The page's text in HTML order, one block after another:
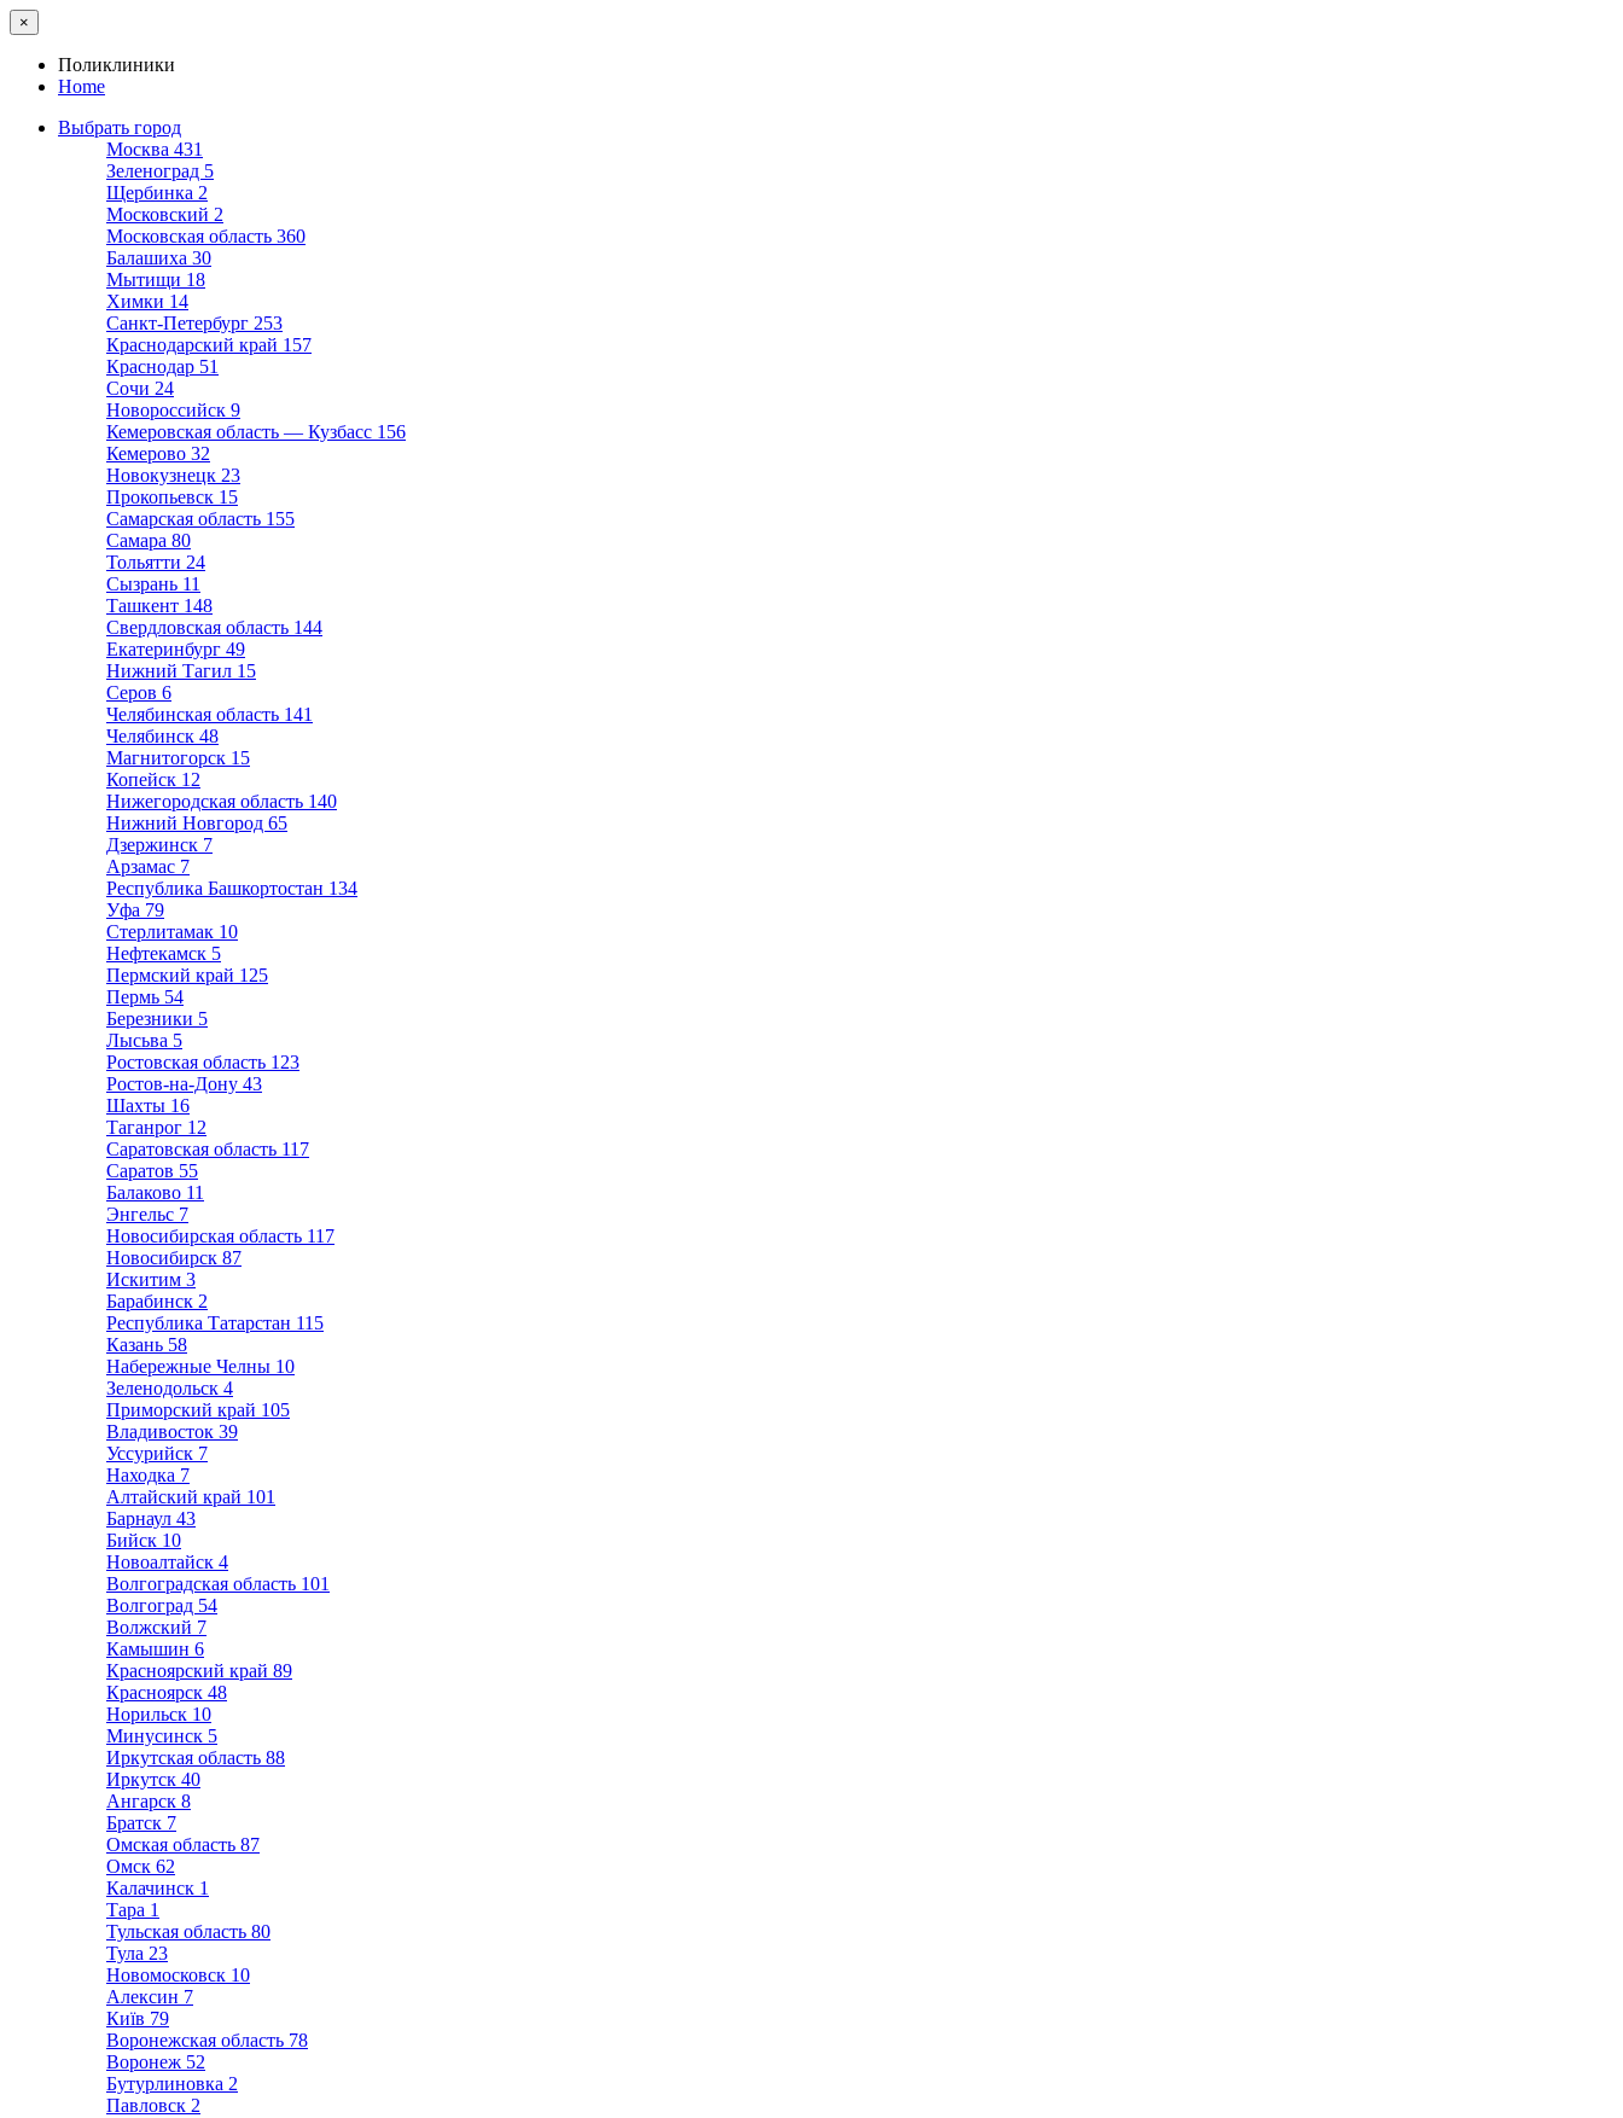
×
Поликлиники
Home
Выбрать город
Москва 431
Зеленоград 5
Щербинка 2
Московский 2
Московская область 360
Балашиха 30
Мытищи 18
Химки 14
Санкт-Петербург 253
Краснодарский край 157
Краснодар 51
Сочи 24
Новороссийск 9
Кемеровская область — Кузбасс 156
Кемерово 32
Новокузнецк 23
Прокопьевск 15
Самарская область 155
Самара 80
Тольятти 24
Сызрань 11
Ташкент 148
Свердловская область 144
Екатеринбург 49
Нижний Тагил 15
Серов 6
Челябинская область 141
Челябинск 48
Магнитогорск 15
Копейск 12
Нижегородская область 140
Нижний Новгород 65
Дзержинск 7
Арзамас 7
Республика Башкортостан 134
Уфа 79
Стерлитамак 10
Нефтекамск 5
Пермский край 125
Пермь 54
Березники 5
Лысьва 5
Ростовская область 123
Ростов-на-Дону 43
Шахты 16
Таганрог 12
Саратовская область 117
Саратов 55
Балаково 11
Энгельс 7
Новосибирская область 117
Новосибирск 87
Искитим 3
Барабинск 2
Республика Татарстан 115
Казань 58
Набережные Челны 10
Зеленодольск 4
Приморский край 105
Владивосток 39
Уссурийск 7
Находка 7
Алтайский край 101
Барнаул 43
Бийск 10
Новоалтайск 4
Волгоградская область 101
Волгоград 54
Волжский 7
Камышин 6
Красноярский край 89
Красноярск 48
Норильск 10
Минусинск 5
Иркутская область 88
Иркутск 40
Ангарск 8
Братск 7
Омская область 87
Омск 62
Калачинск 1
Тара 1
Тульская область 80
Тула 23
Новомосковск 10
Алексин 7
Київ 79
Воронежская область 78
Воронеж 52
Бутурлиновка 2
Павловск 2